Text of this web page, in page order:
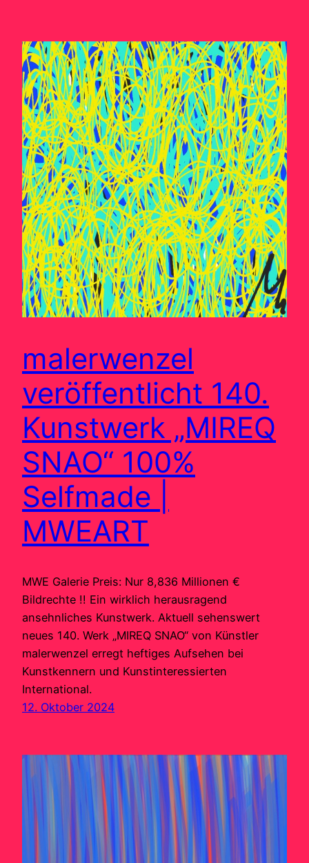
malerwenzel
veröffentlicht 140.
Kunstwerk „MIREQ
SNAO“ 100%
Selfmade |
MWEART
MWE Galerie Preis: Nur 8,836 Millionen €
Bildrechte !! Ein wirklich herausragend
ansehnliches Kunstwerk. Aktuell sehenswert
neues 140. Werk „MIREQ SNAO“ von Künstler
malerwenzel erregt heftiges Aufsehen bei
Kunstkennern und Kunstinteressierten
International.
12. Oktober 2024